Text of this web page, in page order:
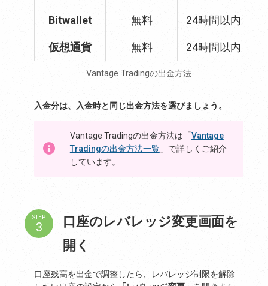
Bitwallet 無料 24時間以内
仮想通貨 無料 24時間以内
Vantage Tradingの出金方法
入金分は、入金時と同じ出金方法を選びましょう。
Vantage Tradingの出金方法は「Vantage
Tradingの出金方法一覧」で詳しくご紹介
しています。
STEP
口座のレバレッジ変更画面を
開く
口座残高を出金で調整したら、レバレッジ制限を解除